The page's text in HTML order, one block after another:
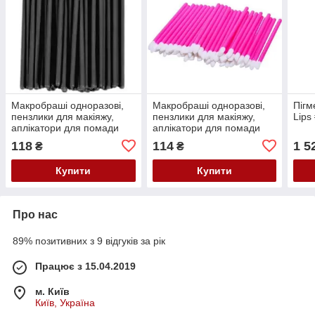
Макробраші одноразові,
пензлики для макіяжу,
аплікатори для помади
118 ₴
Купити
Макробраші одноразові,
пензлики для макіяжу,
аплікатори для помади
114₴
Купити
Lips
1
Про нас
89% позитивних з 9 відгуків за рік
Працює з 15.04.2019
м. Київ
Київ, Україна